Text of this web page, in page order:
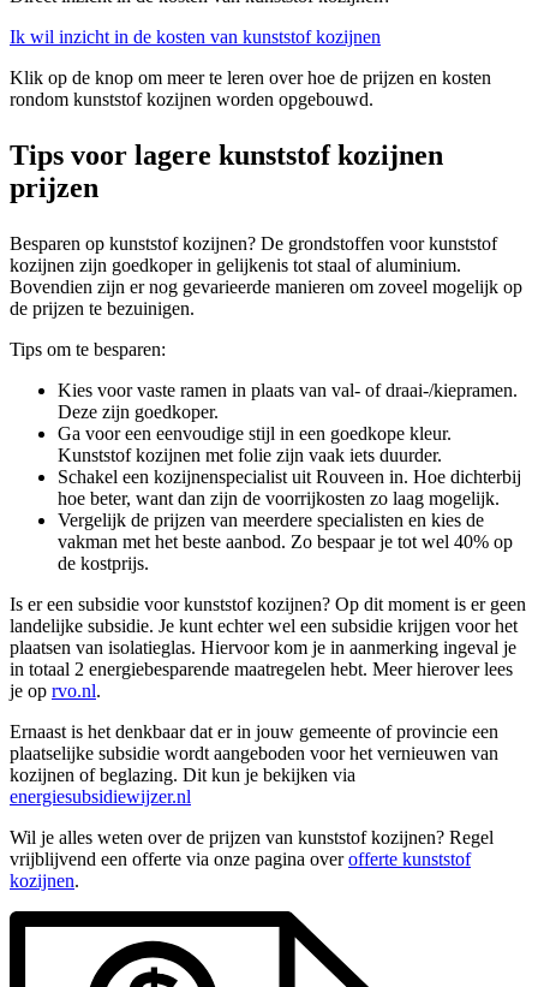
Ik wil inzicht in de kosten van kunststof kozijnen
Klik op de knop om meer te leren over hoe de prijzen en kosten
rondom kunststof kozijnen worden opgebouwd.
Tips voor lagere kunststof kozijnen
prijzen
Besparen op kunststof kozijnen? De grondstoffen voor kunststof
kozijnen zijn goedkoper in gelijkenis tot staal of aluminium.
Bovendien zijn er nog gevarieerde manieren om zoveel mogelijk op
de prijzen te bezuinigen.
Tips om te besparen:
Kies voor vaste ramen in plaats van val- of draai-/kiepramen.
Deze zijn goedkoper.
Ga voor een eenvoudige stijl in een goedkope kleur.
Kunststof kozijnen met folie zijn vaak iets duurder.
Schakel een kozijnenspecialist uit Rouveen in. Hoe dichterbij
hoe beter, want dan zijn de voorrijkosten zo laag mogelijk.
Vergelijk de prijzen van meerdere specialisten en kies de
vakman met het beste aanbod. Zo bespaar je tot wel 40% op
de kostprijs.
Is er een subsidie voor kunststof kozijnen? Op dit moment is er geen
landelijke subsidie. Je kunt echter wel een subsidie krijgen voor het
plaatsen van isolatieglas. Hiervoor kom je in aanmerking ingeval je
in totaal 2 energiebesparende maatregelen hebt. Meer hierover lees
je op rvo.nl.
Ernaast is het denkbaar dat er in jouw gemeente of provincie een
plaatselijke subsidie wordt aangeboden voor het vernieuwen van
kozijnen of beglazing. Dit kun je bekijken via
energiesubsidiewijzer.nl
Wil je alles weten over de prijzen van kunststof kozijnen? Regel
vrijblijvend een offerte via onze pagina overofferte kunststof
kozijnen.